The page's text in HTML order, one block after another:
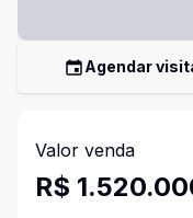
Agendar
Valor venda
R$